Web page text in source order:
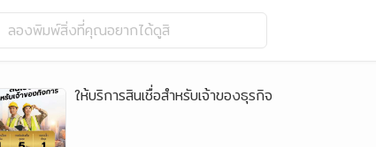
ลองพิมพ์สิ่งที่คุณอยากได้ดูสิ
ให้บริการสินเชื่อสำหรับเจ้าของธุรกิจ